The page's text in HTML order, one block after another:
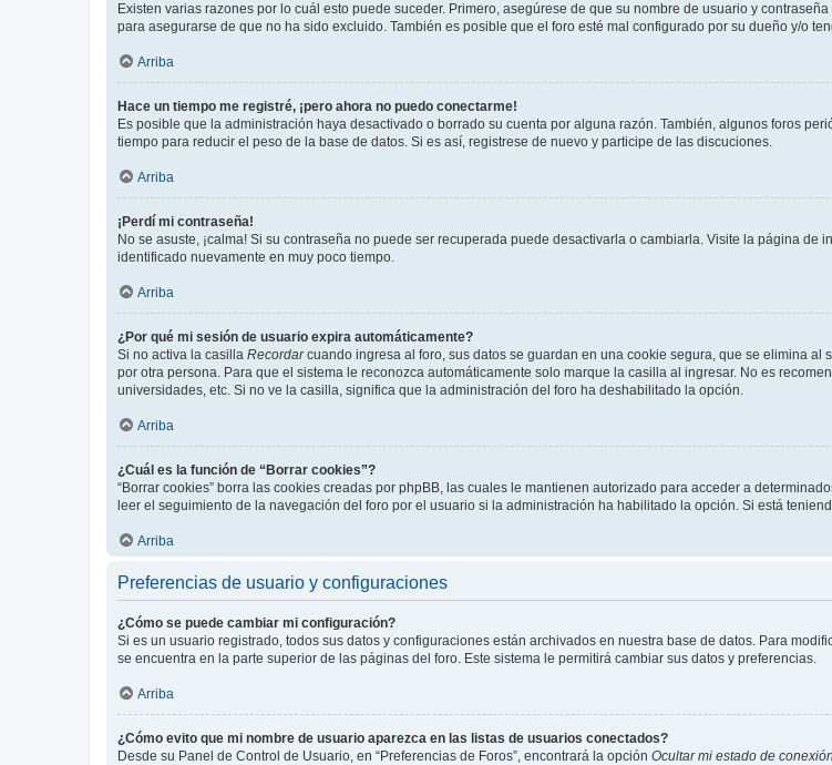
Existen varias razones por lo cuál esto puede suceder. Primero, asegúrese de que su nombre de usuario y
para asegurarse de que no ha sido excluido. También es posible que el foro esté mal configurado por su dueño y/o
Arriba
Hace un tiempo me registré, ¡pero ahora no puedo conectarme!
Es posible que la administración haya desactivado o borrado su cuenta por alguna razón. También, algunos foros
tiempo para reducir el peso de la base de datos. Si es así, registrese de nuevo y participe de las discuciones.
Arriba
¡Perdí mi contraseña!
No se asuste, ¡calma! Si su contraseña no puede ser recuperada puede desactivarla o cambiarla. Visite la página de
identificado nuevamente en muy poco tiempo.
Arriba
¿Por qué mi sesión de usuario expira automáticamente?
Si no activa la casilla Recordarcuando ingresa al foro, sus datos se guardan en una cookie segura, que se elimina
por otra persona. Para que el sistema le reconozca automáticamente solo marque la casilla al ingresar. No es
universidades, etc. Si no ve la casilla, significa que la administración del foro ha deshabilitado la opción.
Arriba
¿Cuál es la función de “Borrar cookies”?
“Borrar cookies” borra las cookies creadas por phpBB, las cuales le mantienen autorizado para acceder a
leer el seguimiento de la navegación del foro por el usuario si la administración ha habilitado la opción. Si está
Arriba
Preferencias de usuario y configuraciones
¿Cómo se puede cambiar mi configuración?
Si es un usuario registrado, todos sus datos y configuraciones están archivados en nuestra base de datos. Para
se encuentra en la parte superior de las páginas del foro. Este sistema le permitirá cambiar sus datos y preferencias.
Arriba
¿Cómo evito que mi nombre de usuario aparezca en las listas de usuarios conectados?
Desde su Panel de Control de Usuario, en “Preferencias de Foros”, encontrará la opción Ocultar mi estado de